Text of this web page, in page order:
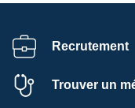
Recrutement
Trouver un